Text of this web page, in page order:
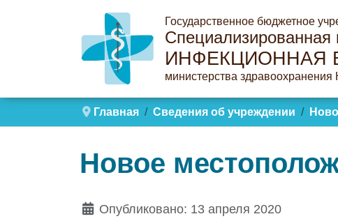
Государственное бюджетное
Специализированная
ИНФЕКЦИОННАЯ
министерства здравоохранения
Главная Сведения об учреждении
Новое
Опубликовано: 13 апреля 2020